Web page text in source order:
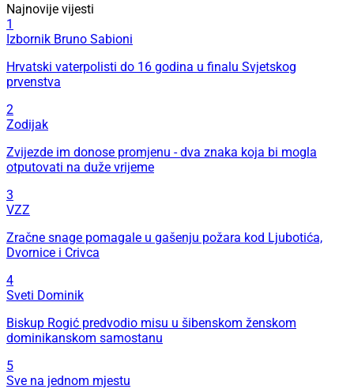
Najnovije vijesti
1
Izbornik Bruno Sabioni
Hrvatski vaterpolisti do 16 godina u finalu Svjetskog
prvenstva
2
Zodijak
Zvijezde im donose promjenu - dva znaka koja bi mogla
otputovati na duže vrijeme
3
VZZ
Zračne snage pomagale u gašenju požara kod Ljubotića,
Dvornice i Crivca
4
Sveti Dominik
Biskup Rogić predvodio misu u šibenskom ženskom
dominikanskom samostanu
5
Sve na jednom mjestu